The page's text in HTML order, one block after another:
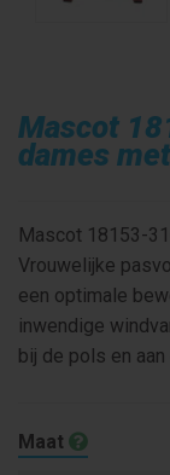
Mascot
dames
Mascot 18153-
Vrouwelijke
een optimale
inwendige
bij de pols en aan
Maat